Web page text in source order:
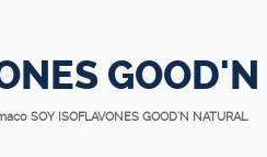
SOY ISOFLAVONES GOOD'N NATURAL